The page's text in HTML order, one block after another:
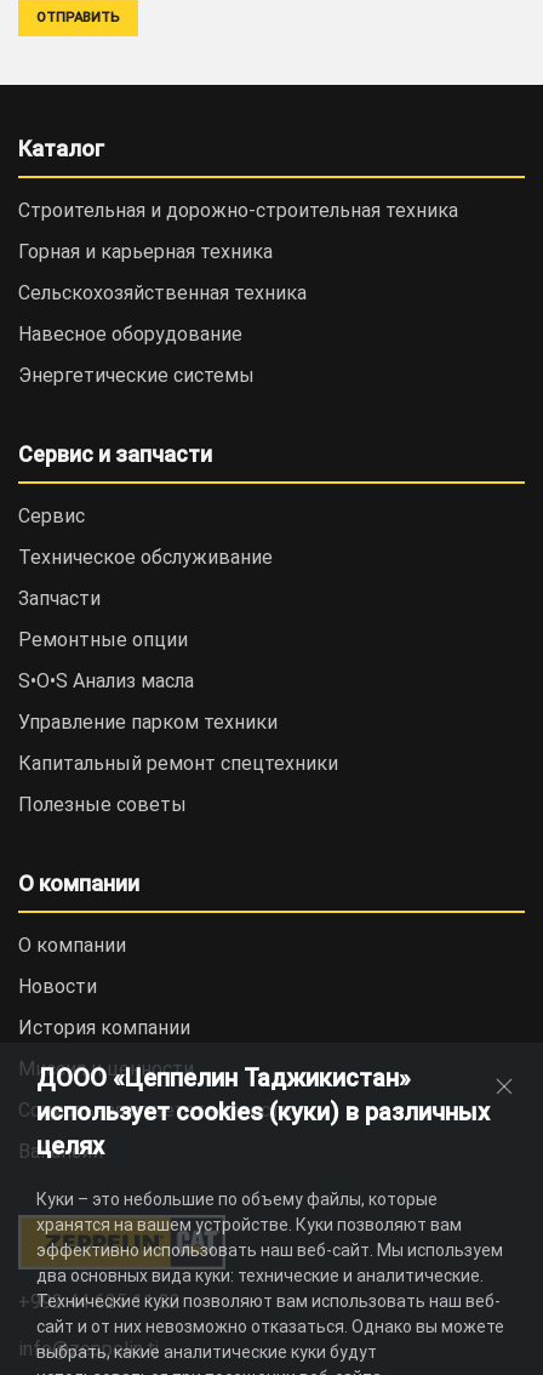
Каталог
Строительная и дорожно-cтроительная техника
Горная и карьерная техника
Сельскохозяйственная техника
Навесное оборудование
Энергетические системы
Сервис и запчасти
Сервис
Техническое обслуживание
Запчасти
Ремонтные опции
S•O•S Анализ масла
Управление парком техники
Капитальный ремонт спецтехники
Полезные советы
О компании
О компании
Новости
История компании
Миссия и ценности
Социальная ответственность
Вакансии
+992 44 625 11 22
info@zeppelin.tj
ДООО «Цеппелин Таджикистан»
использует cookies (куки) в различных
целях
Куки – это небольшие по объему файлы, которые
хранятся на вашем устройстве. Куки позволяют вам
эффективно использовать наш веб-сайт. Мы используем
два основных вида куки: технические и аналитические.
Технические куки позволяют вам использовать наш веб-
сайт и от них невозможно отказаться. Однако вы можете
выбрать, какие аналитические куки будут